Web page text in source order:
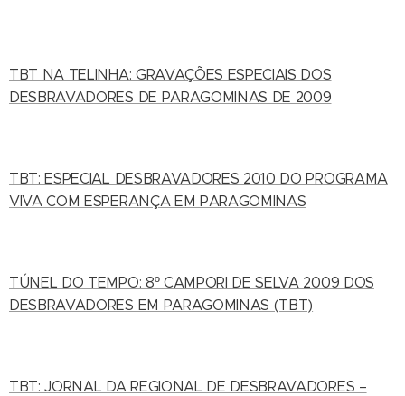
TBT NA TELINHA: GRAVAÇÕES ESPECIAIS DOS
DESBRAVADORES DE PARAGOMINAS DE 2009
TBT: ESPECIAL DESBRAVADORES 2010 DO PROGRAMA
VIVA COM ESPERANÇA EM PARAGOMINAS
TÚNEL DO TEMPO: 8º CAMPORI DE SELVA 2009 DOS
DESBRAVADORES EM PARAGOMINAS (TBT)
TBT: JORNAL DA REGIONAL DE DESBRAVADORES –